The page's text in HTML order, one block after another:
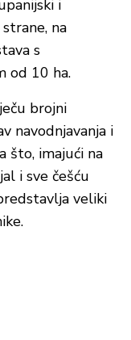
i
na
s
od 10 ha.
brojni
navodnjavanja i
što, imajući na
i sve češću
veliki